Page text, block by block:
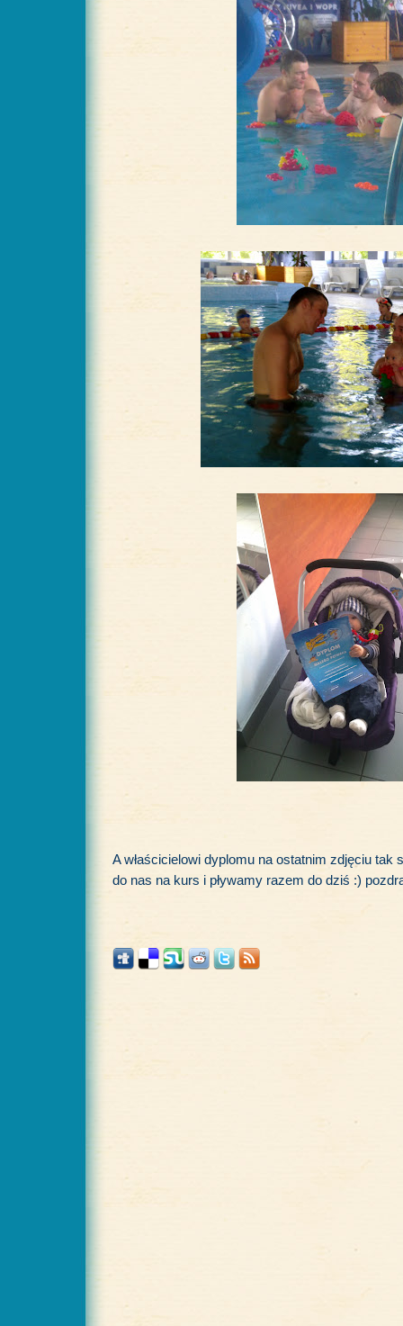
A właścicielowi dyplomu na ostatnim zdjęciu tak
do nas na kurs i pływamy razem do dziś :)